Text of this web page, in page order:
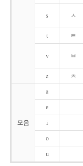
s ㅅ
t ㅌ
v ㅂ
z ㅊ
모음
a
e
i
o
u